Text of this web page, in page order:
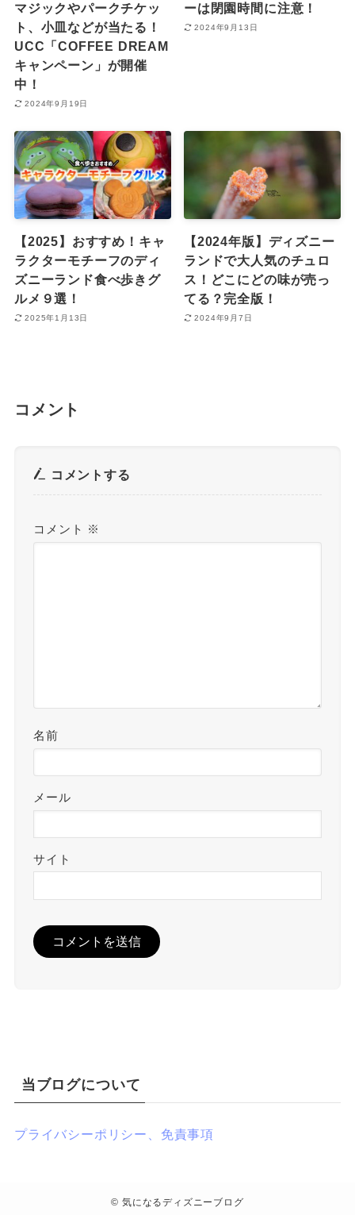
マジックやパークチケッ
ト、小皿などが当たる！
UCC「COFFEE DREAM
キャンペーン」が開催
中！
2024年9月19日
ーは閉園時間に注意！
2024年9月13日
【2025】おすすめ！キャ
ラクターモチーフのディ
ズニーランド食べ歩きグ
ルメ９選！
2025年1月13日
【2024年版】ディズニー
ランドで大人気のチュロ
ス！どこにどの味が売っ
てる？完全版！
2024年9月7日
コメント
コメントする
コメント ※
名前
メール
サイト
当ブログについて
プライバシーポリシー、免責事項
© 気になるディズニーブログ